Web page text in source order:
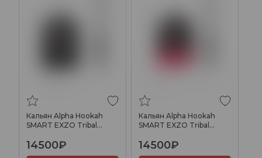
Кальян Alpha Hookah
SMART EXZO Tribal
14500₽
Кальян Alpha Hookah
SMART EXZO Tribal
14500₽